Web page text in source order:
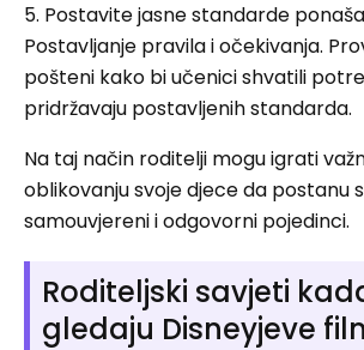
5. Postavite jasne standarde
Postavljanje pravila i očekivanja.
pošteni kako bi učenici shvatili
pridržavaju postavljenih standarda.
Na taj način roditelji mogu igrati
oblikovanju svoje djece da postanu
samouvjereni i odgovorni pojedinci.
Roditeljski savjeti
gledaju Disneyjeve